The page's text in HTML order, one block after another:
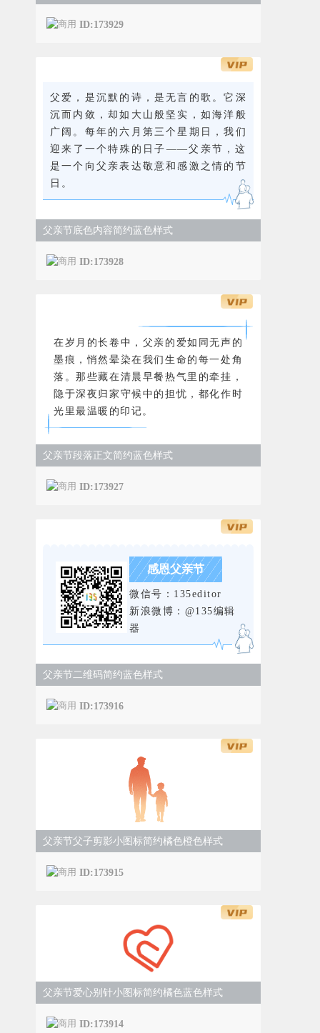
ID:173929
父爱，是沉默的诗，是无言的歌。它深
沉而内敛，却如大山般坚实，如海洋般
广阔。每年的六月第三个星期日，我们
迎来了一个特殊的日子——父亲节，这
是一个向父亲表达敬意和感激之情的节
日。
父亲节底色内容简约蓝色样式
ID:173928
在岁月的长卷中，父亲的爱如同无声的
墨痕，悄然晕染在我们生命的每一处角
落。那些藏在清晨早餐热气里的牵挂，
隐于深夜归家守候中的担忧，都化作时
光里最温暖的印记。
父亲节段落正文简约蓝色样式
ID:173927
感恩父亲节
微信号：135editor
新浪微博：@135编辑
器
父亲节二维码简约蓝色样式
ID:173916
父亲节父子剪影小图标简约橘色橙色样式
ID:173915
父亲节爱心别针小图标简约橘色蓝色样式
ID:173914